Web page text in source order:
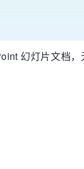
幻灯片文档